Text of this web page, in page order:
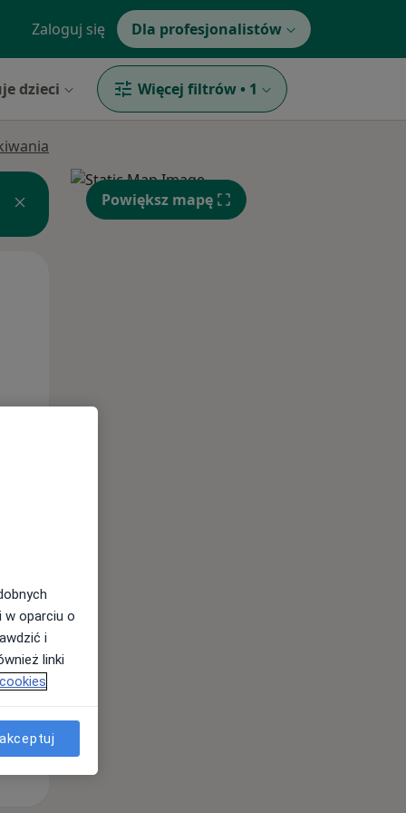
Zaloguj się Dla profesjonalistów
dzieci Więcej filtrów • 1
Powiększ mapę
w oparciu o
i
linki